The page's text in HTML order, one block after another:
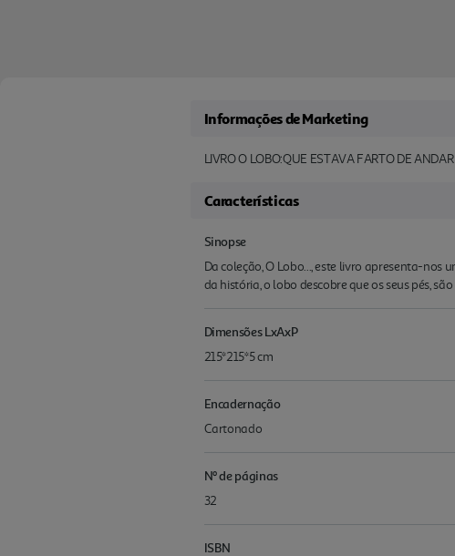
Informações de Marketing
LIVRO O LOBO:QUE ESTAVA FARTO DE ANDAR
Características
Sinopse
Da coleção, O Lobo..., este livro apresenta-
da história, o lobo descobre que os seus pés,
Dimensões LxAxP
215*215*5 cm
Encadernação
Cartonado
Nº de páginas
32
ISBN